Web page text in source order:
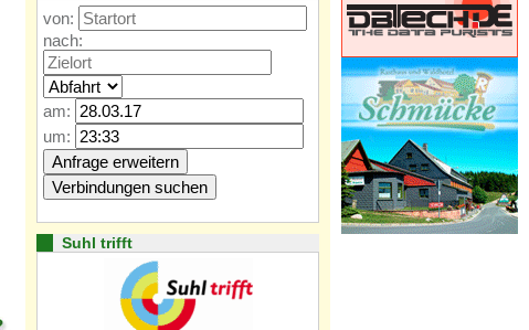
von:
nach:
am:
um:
Suhl trifft